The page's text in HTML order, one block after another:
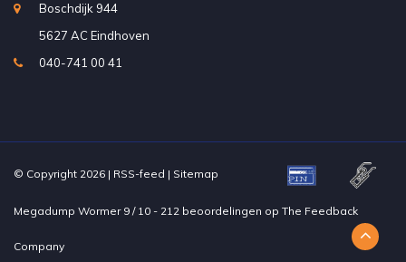
Boschdijk 944
5627 AC Eindhoven
040-741 00 41
© Copyright 2026 | RSS-feed | Sitemap
Megadump Wormer 9 / 10 - 212 beoordelingen op The Feedback
Company